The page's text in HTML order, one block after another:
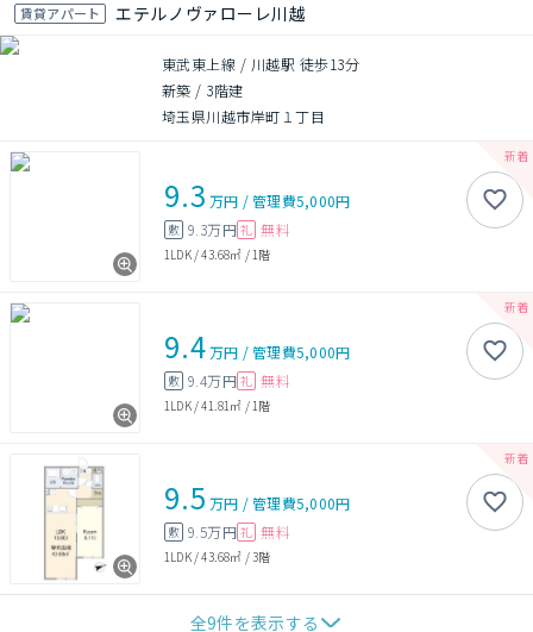
賃貸アパート エテルノヴァローレ川越
東武東上線 / 川越駅 徒歩13分
新築 / 3階建
埼玉県川越市岸町１丁目
9.3 万円 /管理費5,000円
敷 9.3万円 礼 無料
1LDK/43.68㎡ / 1階
9.4万円 /管理費5,000円
敷 9.4万円 礼 無料
1LDK/41.81㎡ / 1階
9.5 万円 /管理費5,000円
敷 9.5万円 礼 無料
1LDK/43.68㎡ /3階
全9件を表示する